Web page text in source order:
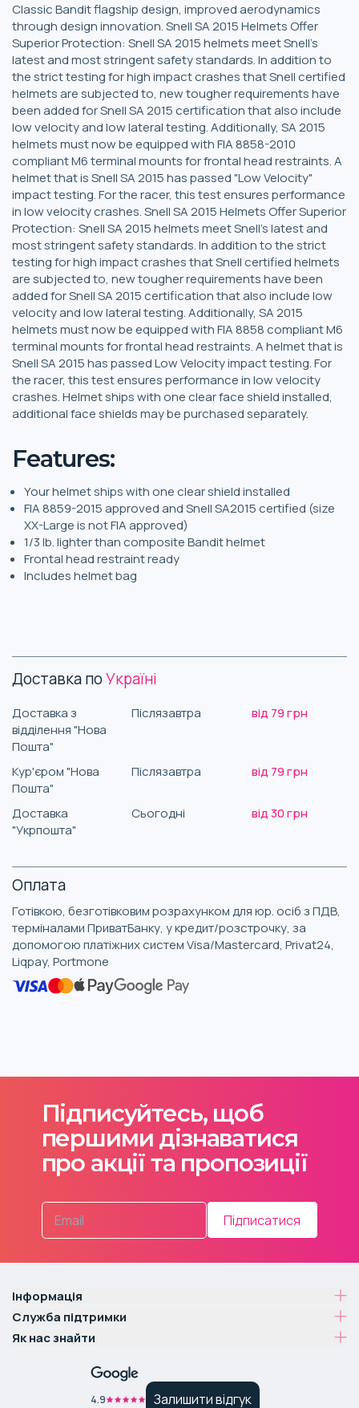
Classic Bandit flagship design, improved aerodynamics
through design innovation. Snell SA 2015 Helmets Offer
Superior Protection: Snell SA 2015 helmets meet Snell's
latest and most stringent safety standards. In addition to
the strict testing for high impact crashes that Snell certified
helmets are subjected to, new tougher requirements have
been added for Snell SA 2015 certification that also include
low velocity and low lateral testing. Additionally, SA 2015
helmets must now be equipped with FIA 8858-2010
compliant M6 terminal mounts for frontal head restraints. A
helmet that is Snell SA 2015 has passed "Low Velocity"
impact testing. For the racer, this test ensures performance
in low velocity crashes. Snell SA 2015 Helmets Offer Superior
Protection: Snell SA 2015 helmets meet Snell's latest and
most stringent safety standards. In addition to the strict
testing for high impact crashes that Snell certified helmets
are subjected to, new tougher requirements have been
added for Snell SA 2015 certification that also include low
velocity and low lateral testing. Additionally, SA 2015
helmets must now be equipped with FIA 8858 compliant M6
terminal mounts for frontal head restraints. A helmet that is
Snell SA 2015 has passed Low Velocity impact testing. For
the racer, this test ensures performance in low velocity
crashes. Helmet ships with one clear face shield installed,
additional face shields may be purchased separately.
Features:
Your helmet ships with one clear shield installed
FIA 8859-2015 approved and Snell SA2015 certified (size
XX-Large is not FIA approved)
1/3 lb. lighter than composite Bandit helmet
Frontal head restraint ready
Includes helmet bag
Доставка поУкраїні
Доставка з
відділення "Нова
Пошта"
Післязавтра від 79 грн
Кур'єром "Нова
Пошта"
Післязавтра від 79 грн
Доставка
"Укрпошта"
Сьогодні від 30 грн
Оплата
Готівкою, безготівковим розрахунком для юр. осіб з ПДВ,
терміналами ПриватБанку, у кредит/розстрочку, за
допомогою платіжних систем Visa/Mastercard, Privat24,
Liqpay, Portmone
Підписуйтесь, щоб
першими дізнаватися
про акції та пропозиції
Підписатися
Інформація
Служба підтримки
Як нас знайти
4.9 Залишити відгук